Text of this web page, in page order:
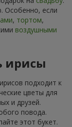
Особенно, если
, тортом,
воздушными
ирисы
подходит к
цветы для
и друзей.
повода.
этот букет.